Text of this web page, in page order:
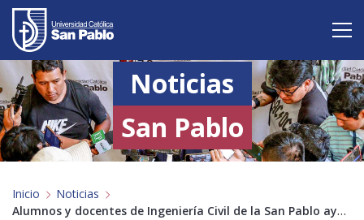
Vive San Pablo
Admisión
Carreras
Postgrado
Noticias
San Pablo
Inicio Noticias
Alumnos y docentes de Ingeniería Civil de la San Pablo ayudarán a mejorar casas curales en Ayaviri